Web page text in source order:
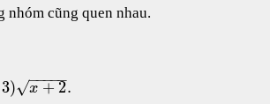
nhóm cũng quen nhau.
3) x +2
− −
−−−
√ .